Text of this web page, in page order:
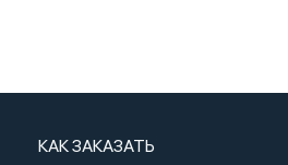
КАК ЗАКАЗАТЬ